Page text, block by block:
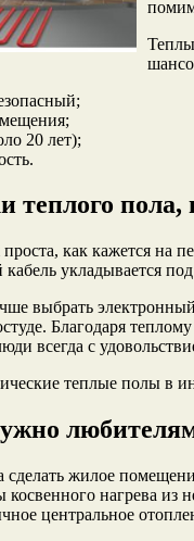
20 лет);
теплого пола,
как кажется на
кабель укладывается
выбрать
Благодаря
всегда с
теплые полы в
жилое
нагрева из
центральное